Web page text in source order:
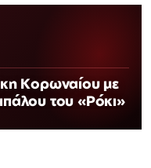
Κορωναίου με
του «Ρόκι»